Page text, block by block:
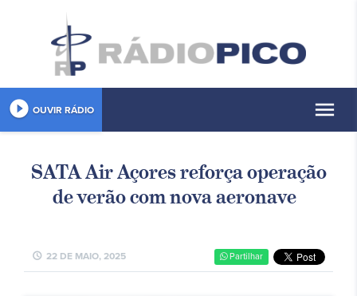
play_circle_filled OUVIR RÁDIO menu
SATA Air Açores reforça operação
de verão com nova aeronave
schedule 22 DE MAIO, 2025 Partilhar